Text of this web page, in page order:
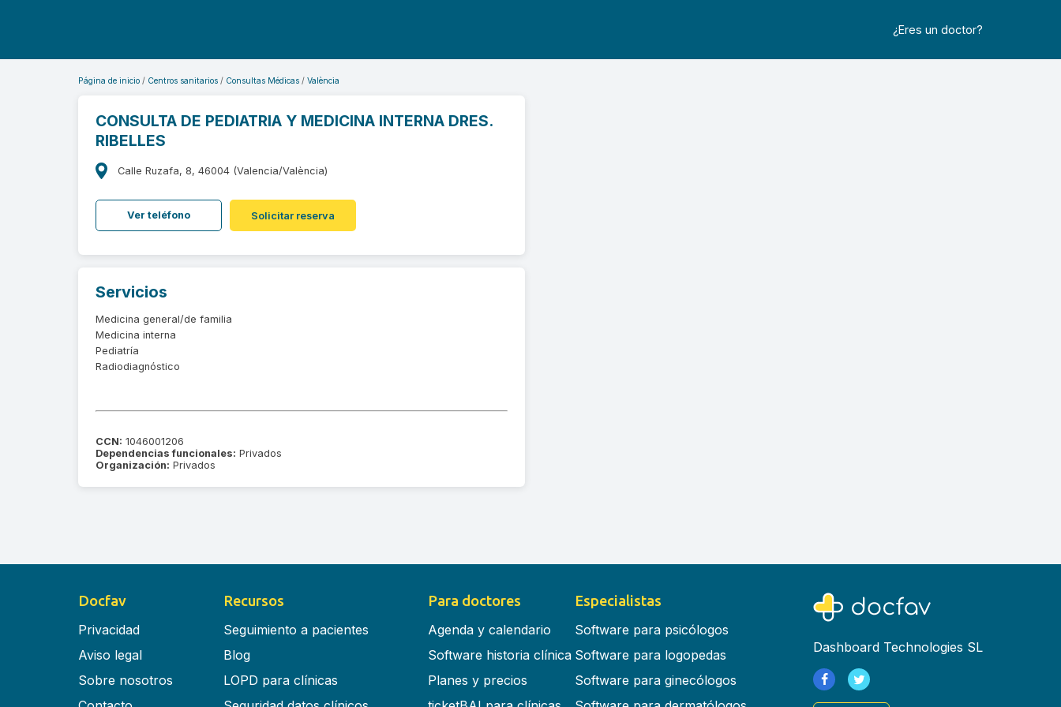
¿Eres un doctor?
Página de inicio Centros sanitarios Consultas Médicas València
CONSULTA DE PEDIATRIA Y MEDICINA INTERNA DRES.
RIBELLES
Calle Ruzafa, 8, 46004 (Valencia/València)
Ver teléfono Solicitar reserva
Servicios
Medicina general/de familia
Medicina interna
Pediatría
Radiodiagnóstico
CCN: 1046001206
Dependencias funcionales: Privados
Organización: Privados
Docfav
Privacidad
Aviso legal
Sobre nosotros
Recursos
Seguimiento a pacientes
Blog
LOPD para clínicas
Para doctores
Agenda y calendario
Software historia clínica
Planes y precios
Especialistas
Software para psicólogos
Software para logopedas
Software para ginecólogos
Dashboard Technologies SL